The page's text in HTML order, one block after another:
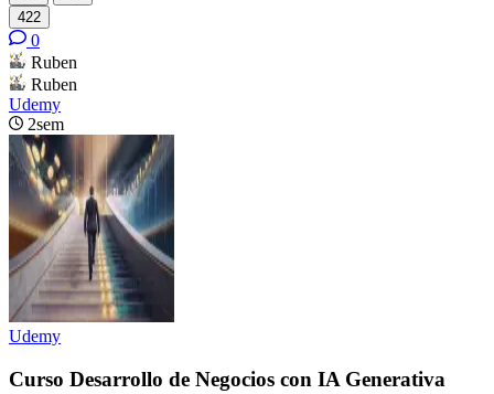
422
0
Ruben
Ruben
Udemy
2sem
Udemy
Curso Desarrollo de Negocios con IA Generativa